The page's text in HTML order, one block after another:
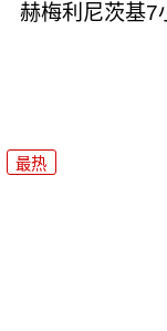
赫梅利尼茨基7
最热